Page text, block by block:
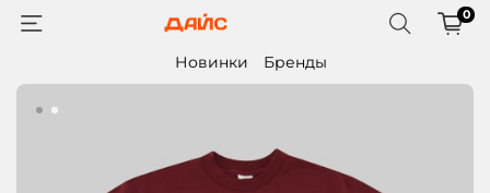
0
Новинки Бренды